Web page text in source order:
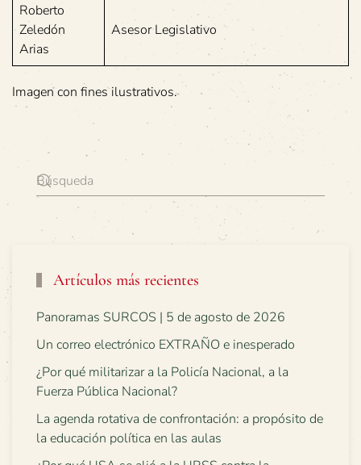
Roberto
Zeledón
Arias
Asesor Legislativo
Imagen con fines ilustrativos.
Artículos más recientes
Panoramas SURCOS | 5 de agosto de 2026
Un correo electrónico EXTRAÑO e inesperado
¿Por qué militarizar a la Policía Nacional, a la
Fuerza Pública Nacional?
La agenda rotativa de confrontación: a propósito de
la educación política en las aulas